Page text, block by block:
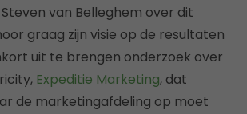
van Belleghem over dit
graag zijn visie op de resultaten
uit te brengen onderzoek over
Expeditie Marketing, dat
de marketingafdeling op moet